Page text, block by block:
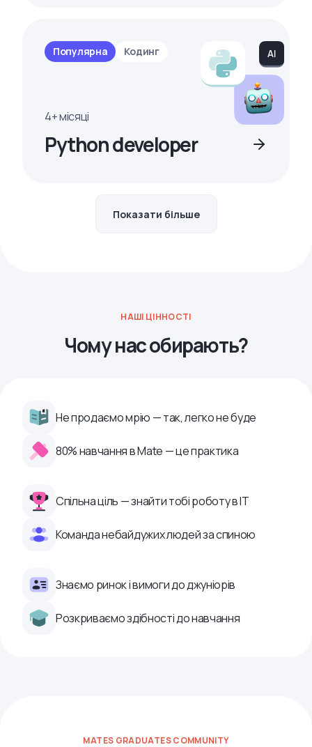
Популярна Кодинг
4+ місяці
Python developer
Показати більше
НАШІ ЦІННОСТІ
Чому нас обирають?
Не продаємо мрію — так, легко не буде
80% навчання в Mate — це практика
Спільна ціль — знайти тобі роботу в ІТ
Команда небайдужих людей за спиною
Знаємо ринок і вимоги до джуніорів
Розкриваємо здібності до навчання
MATES GRADUATES COMMUNITY